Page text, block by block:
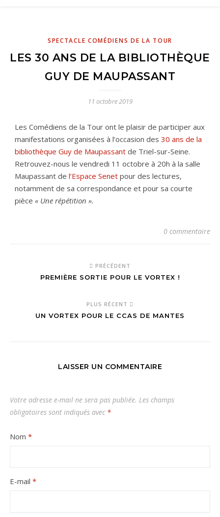
SPECTACLE COMÉDIENS DE LA TOUR
LES 30 ANS DE LA BIBLIOTHÈQUE
GUY DE MAUPASSANT
11 octobre 2019
Les Comédiens de la Tour ont le plaisir de participer aux
manifestations organisées à l’occasion des 30 ans de la
bibliothèque Guy de Maupassant de Triel-sur-Seine.
Retrouvez-nous le vendredi 11 octobre à 20h à la salle
Maupassant de l’Espace Senet pour des lectures,
notamment de sa correspondance et pour sa courte
pièce « Une répétition ».
0 commentaire
PRÉCÉDENT
PREMIÈRE SORTIE POUR LE VORTEX !
PLUS RÉCENT
UN VORTEX POUR LE CCAS DE MANTES
LAISSER UN COMMENTAIRE
Votre adresse e-mail ne sera pas publiée. Les champs
obligatoires sont indiqués avec *
Nom *
E-mail *